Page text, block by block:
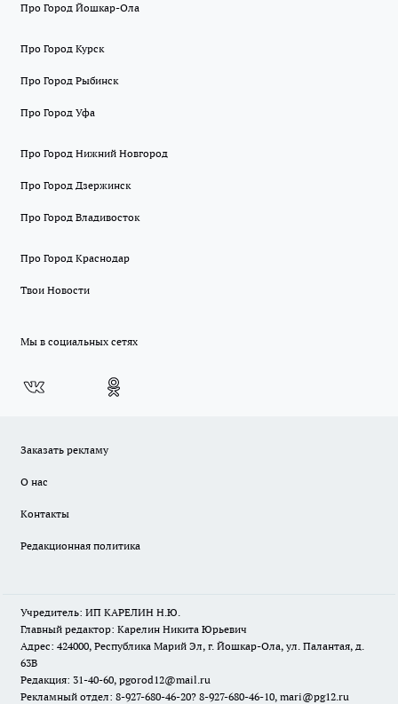
Про Город Йошкар-Ола
Про Город Курск
Про Город Рыбинск
Про Город Уфа
Про Город Нижний Новгород
Про Город Дзержинск
Про Город Владивосток
Про Город Краснодар
Твои Новости
Мы в социальных сетях
Заказать рекламу
О нас
Контакты
Редакционная политика
Учредитель: ИП КАРЕЛИН Н.Ю.
Главный редактор: Карелин Никита Юрьевич
Адрес: 424000, Республика Марий Эл, г. Йошкар-Ола, ул. Палантая, д.
63В
Редакция: 31-40-60, pgorod12@mail.ru
Рекламный отдел: 8-927-680-46-20? 8-927-680-46-10, mari@pg12.ru